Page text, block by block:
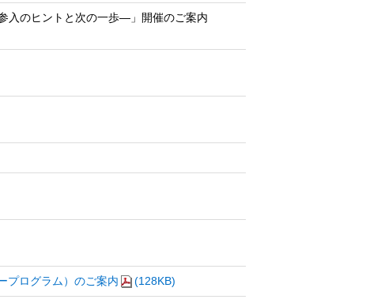
入のヒントと次の一歩―」開催のご案内
プログラム）のご案内 (128KB)